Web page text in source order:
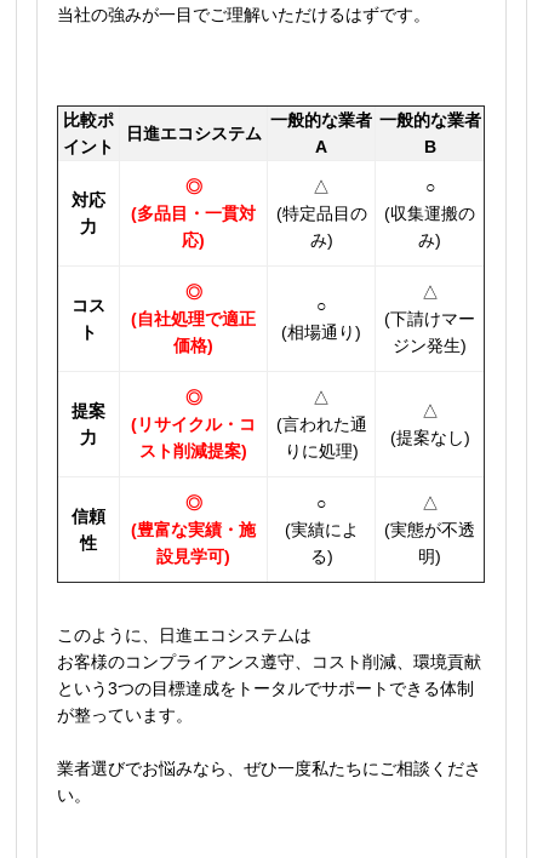
当社の強みが一目でご理解いただけるはずです。
比較ポ
イント
日進エコシステム
一般的な業者
A
一般的な業者
B
対応
力
◎
(多品目・一貫対
応)
△
(特定品目の
み)
○
(収集運搬の
み)
コス
ト
◎
(自社処理で適正
価格)
○
(相場通り)
△
(下請けマー
ジン発生)
提案
力
◎
(リサイクル・コ
スト削減提案)
△
(言われた通
りに処理)
△
(提案なし)
信頼
性
◎
(豊富な実績・施
設見学可)
○
(実績によ
る)
△
(実態が不透
明)
このように、日進エコシステムは
お客様のコンプライアンス遵守、コスト削減、環境貢献
という3つの目標達成をトータルでサポートできる体制
が整っています。
業者選びでお悩みなら、ぜひ一度私たちにご相談くださ
い。